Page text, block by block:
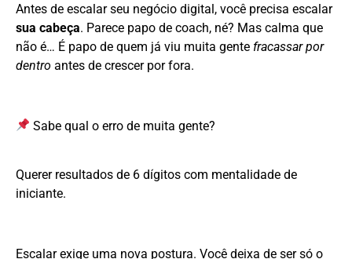
Antes de escalar seu negócio digital, você precisa escalar
sua cabeça. Parece papo de coach, né? Mas calma que
não é… É papo de quem já viu muita gente fracassar por
dentro antes de crescer por fora.
Sabe qual o erro de muita gente?
Querer resultados de 6 dígitos com mentalidade de
iniciante.
Escalar exige uma nova postura. Você deixa de ser só o